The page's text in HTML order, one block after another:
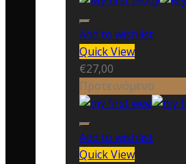
Add to wishlist
Quick View
€27,00
Προτεινόμενο
Add to wishlist
Quick View